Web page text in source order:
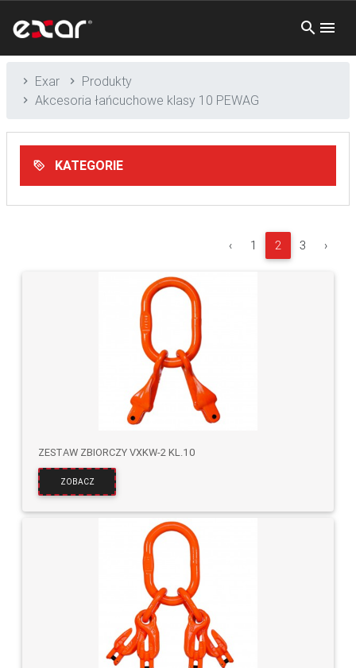
Exar
Produkty
Akcesoria łańcuchowe klasy 10 PEWAG
KATEGORIE
‹ 1 2 3 ›
ZESTAW ZBIORCZY VXKW-2 KL.10
ZOBACZ